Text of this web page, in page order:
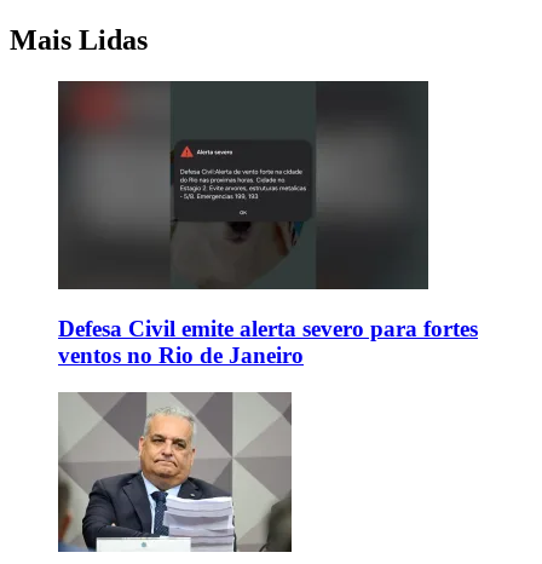
Mais Lidas
Defesa Civil emite alerta severo para fortes
ventos no Rio de Janeiro